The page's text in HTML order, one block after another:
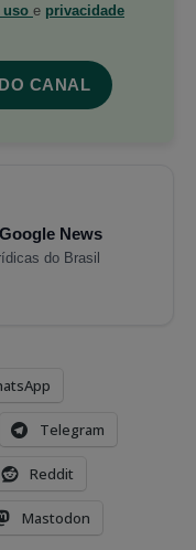
uso e privacidade
CANAL
News
do Brasil
Telegram
Reddit
Mastodon